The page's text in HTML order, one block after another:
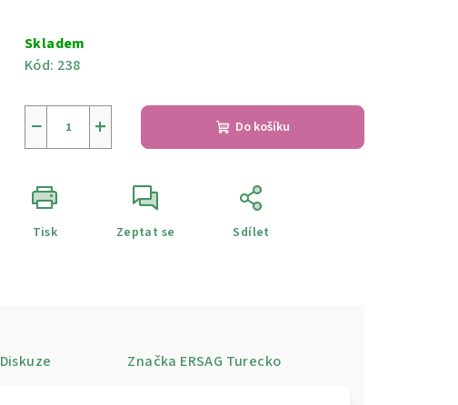
cena:
Skladem
Kód: 238
+
− Do košíku
Tisk Zeptat se Sdílet
Diskuze Značka ERSAG Turecko